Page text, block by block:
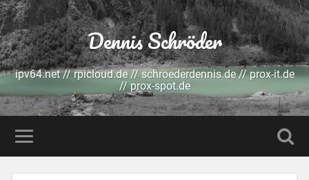
Dennis Schröder
ipv64.net // rpicloud.de // schroederdennis.de // prox-it.de
// prox-spot.de